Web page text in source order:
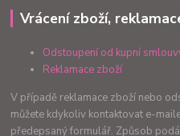
Vrácení zboží,
Odstoupení od kupní
Reklamace zboží
V případě reklamace zboží nebo
můžete kdykoliv kontaktovat e-
předepsaný formulář. Způsob